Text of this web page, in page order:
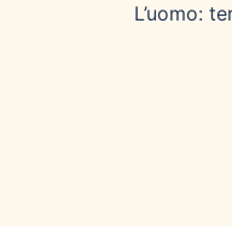
L’uomo: